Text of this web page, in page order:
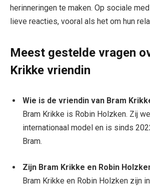
herinneringen te maken. Op sociale
lieve reacties, vooral als het om hun
Meest gestelde vragen
Krikke vriendin
Wie is de vriendin van Bram
Bram Krikke is Robin Holzken. Zij
internationaal model en is sinds
Bram.
Zijn Bram Krikke en Robin
Bram Krikke en Robin Holzken zijn